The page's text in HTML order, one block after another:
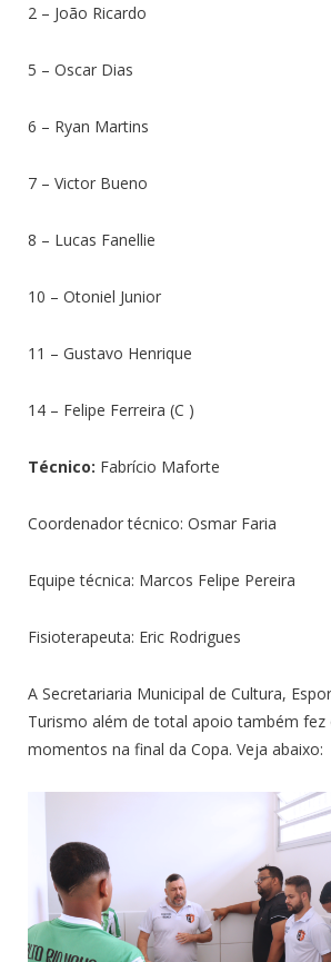
2 – João Ricardo
5 – Oscar Dias
6 – Ryan Martins
7 – Victor Bueno
8 – Lucas Fanellie
10 – Otoniel Junior
11 – Gustavo Henrique
14 – Felipe Ferreira (C )
Técnico: Fabrício Maforte
Coordenador técnico: Osmar Faria
Equipe técnica: Marcos Felipe Pereira
Fisioterapeuta: Eric Rodrigues
A Secretariaria Municipal de Cultura,
Turismo além de total apoio também fez
momentos na final da Copa. Veja abaixo: